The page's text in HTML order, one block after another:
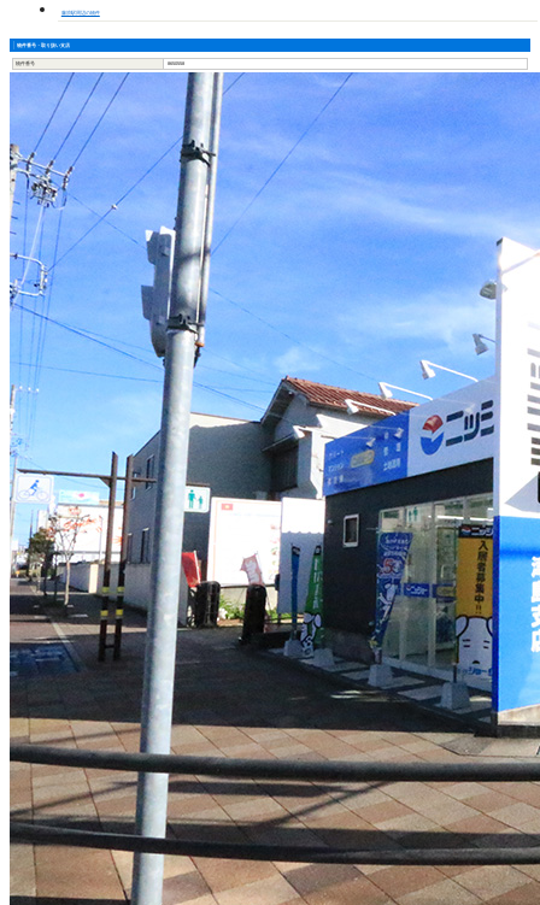
藤浪駅周辺の物件
物件番号・取り扱い支店
物件番号 8650558